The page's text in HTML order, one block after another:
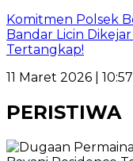
Komitmen Polsek
Bandar Licin
Tertangkap!
11 Maret 2026 |
PERISTIWA